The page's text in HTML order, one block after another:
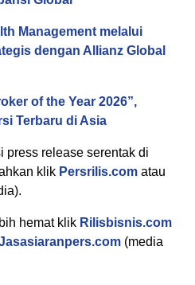
Management melalui
dengan Allianz Global
of the Year 2026”,
Terbaru di Asia
press release serentak di
klik Persrilis.com atau
hemat klik Rilisbisnis.com
(media